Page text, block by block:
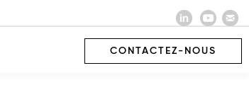
CONTACTEZ-NOUS